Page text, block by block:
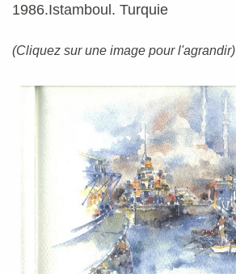
1986.Istamboul. Turquie
(Cliquez sur une image pour l'agrandir)